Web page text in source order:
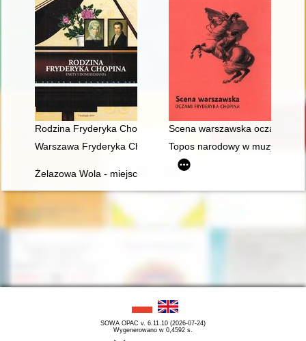
Rodzina Fryderyka Chopina. Fakty i domniemania
Scena warszawska oczami
Warszawa Fryderyka Chopina
Topos narodowy w muzyce
Żelazowa Wola - miejsce urodzenia Fryderyka Chopina
SOWA OPAC v. 6.11.10 (2026-07-24)
Wygenerowano w 0,4592 s.